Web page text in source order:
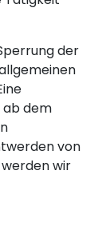
der
ab dem
von
wir